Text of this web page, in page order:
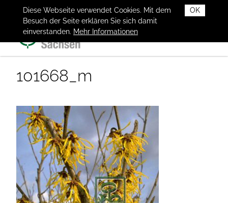
OK
Diese Webseite verwendet Cookies. Mit dem
Besuch der Seite erklären Sie sich damit
einverstanden. Mehr Informationen
101668_m